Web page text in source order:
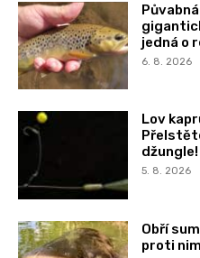
jedná o
6. 8. 2026
Lov
džungle!
5. 8. 2026
Obří
proti